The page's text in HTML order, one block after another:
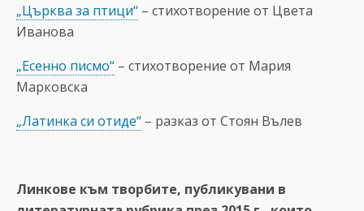
„Църква за птици“ – стихотворение от Цвета
Иванова
„Есенно писмо“ – стихотворение от Мария
Марковска
„Латинка си отиде“ – разказ от Стоян Вълев
Линкове към творбите, публикувани в